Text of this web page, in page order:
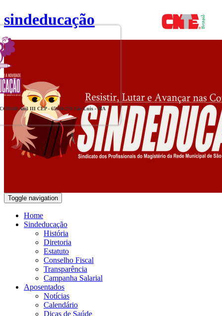
sindeducação
Toggle navigation
Home
Sindeducação
História
Diretoria
Estatuto
Conselho Fiscal
Transparência
Campanha Salarial
Aposentados
Notícias
Calendário
Dicas de Saúde
COHAB Anil III CEP - 65050-270 São Luis - MA